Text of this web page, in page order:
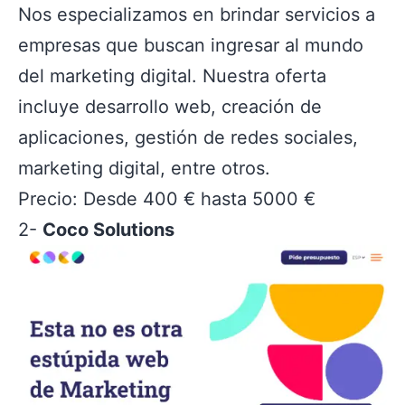
Nos especializamos en brindar servicios a
empresas que buscan ingresar al mundo
del marketing digital. Nuestra oferta
incluye desarrollo web, creación de
aplicaciones, gestión de redes sociales,
marketing digital, entre otros.
Precio: Desde 400 € hasta 5000 €
2- Coco Solutions